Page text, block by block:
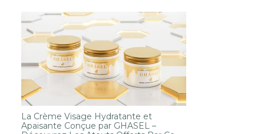
La Crème Visage Hydratante et
Apaisante Conçue par GHASEL –